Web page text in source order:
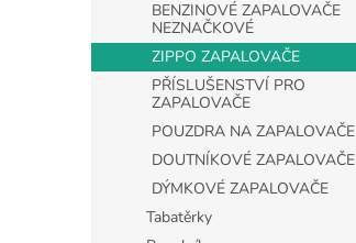
BENZINOVÉ ZAPALOVAČE
NEZNAČKOVÉ
ZIPPO ZAPALOVAČE
PŘÍSLUŠENSTVÍ PRO
ZAPALOVAČE
POUZDRA NA ZAPALOVAČE
DOUTNÍKOVÉ ZAPALOVAČE
DÝMKOVÉ ZAPALOVAČE
Tabatěrky